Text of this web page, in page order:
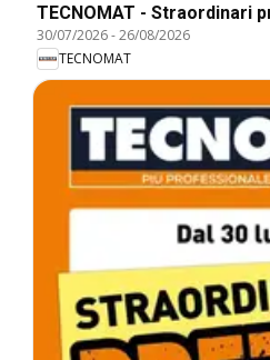
TECNOMAT - Straordinari
30/07/2026-26/08/2026
TECNOMAT